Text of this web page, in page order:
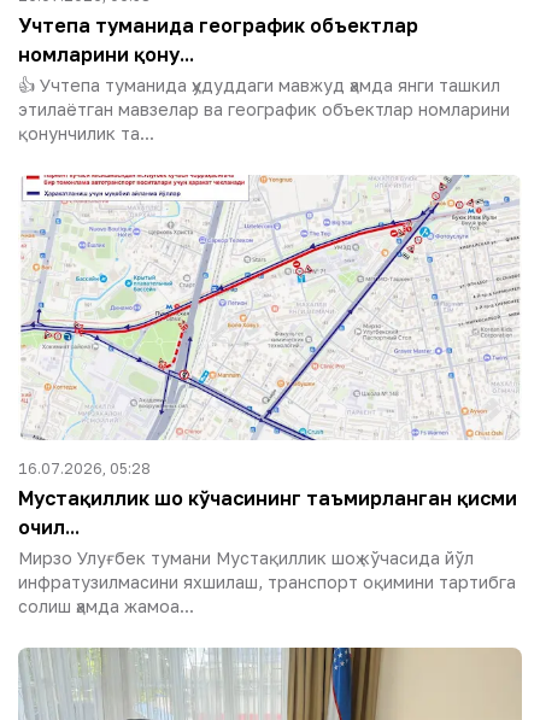
Учтепа туманида географик объектлар
номларини қону...
👍 Учтепа туманида ҳудуддаги мавжуд ҳамда янги ташкил
этилаётган мавзелар ва географик объектлар номларини
қонунчилик та...
16.07.2026, 05:28
Мустақиллик шоҳ кўчасининг таъмирланган қисми
очил...
Мирзо Улуғбек тумани Мустақиллик шоҳ кўчасида йўл
инфратузилмасини яхшилаш, транспорт оқимини тартибга
солиш ҳамда жамоа...